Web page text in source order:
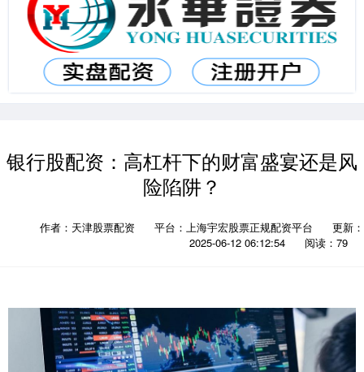
银行股配资：高杠杆下的财富盛宴还是风
险陷阱？
作者：天津股票配资 平台：上海宇宏股票正规配资平台
更新：
2025-06-12 06:12:54
阅读：79